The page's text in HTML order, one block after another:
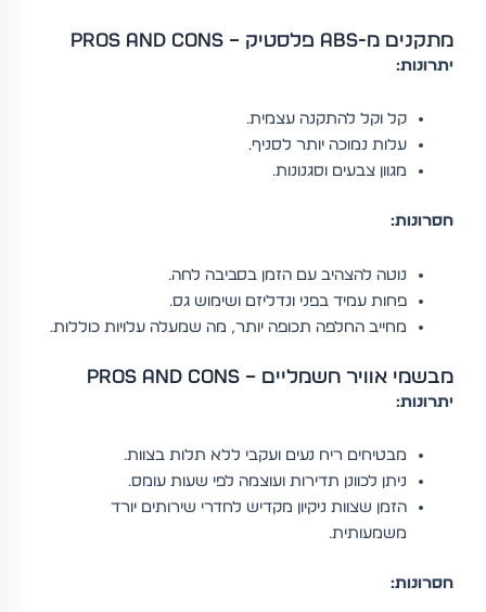
מתקנים מ-ABS פלסטיק – Pros and Cons
יתרונות:
קל וקל להתקנה עצמית.
עלות נמוכה יותר לסניף.
מגוון צבעים וסגנונות.
חסרונות:
נוטה להצהיב עם הזמן בסביבה לחה.
פחות עמיד בפני ונדליזם ושימוש גס.
מחייב החלפה תכופה יותר, מה שמעלה עלויות כוללות.
מבשמי אוויר חשמליים – Pros and Cons
יתרונות:
מבטיחים ריח נעים ועקבי ללא תלות בצוות.
ניתן לכוונן תדירות ועוצמה לפי שעות עומס.
הזמן שצוות ניקיון מקדיש לחדרי שירותים יורד
משמעותית.
חסרונות: